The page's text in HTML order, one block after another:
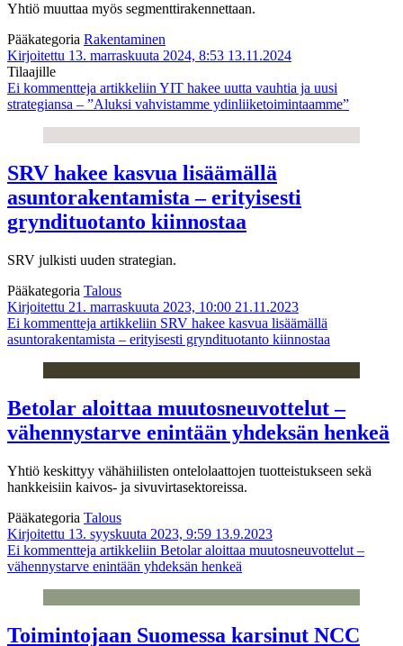
Yhtiö muuttaa myös segmenttirakennettaan.
Pääkategoria Rakentaminen
Kirjoitettu 13. marraskuuta 2024, 8:53 13.11.2024
Tilaajille
Ei kommentteja artikkeliin YIT hakee uutta vauhtia ja uusi
strategiansa – ”Aluksi vahvistamme ydinliiketoimintaamme”
SRV hakee kasvua lisäämällä
asuntorakentamista – erityisesti
gryndituotanto kiinnostaa
SRV julkisti uuden strategian.
Pääkategoria Talous
Kirjoitettu 21. marraskuuta 2023, 10:00 21.11.2023
Ei kommentteja artikkeliin SRV hakee kasvua lisäämällä
asuntorakentamista – erityisesti gryndituotanto kiinnostaa
Betolar aloittaa muutosneuvottelut –
vähennystarve enintään yhdeksän henkeä
Yhtiö keskittyy vähähiilisten ontelolaattojen tuotteistukseen sekä
hankkeisiin kaivos- ja sivuvirtasektoreissa.
Pääkategoria Talous
Kirjoitettu 13. syyskuuta 2023, 9:59 13.9.2023
Ei kommentteja artikkeliin Betolar aloittaa muutosneuvottelut –
vähennystarve enintään yhdeksän henkeä
Toimintojaan Suomessa karsinut NCC